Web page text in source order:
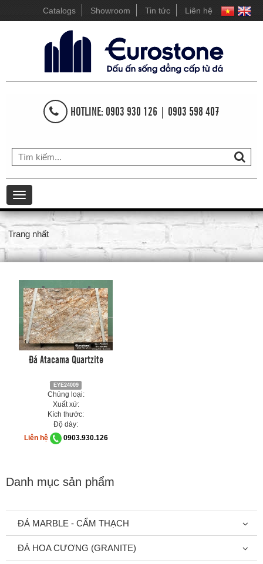
Catalogs Showroom Tin tức Liên hệ
HOTLINE: 0903 930 126 | 0903 598 407
Toggle
navigation
Trang nhất
Đá Atacama Quartzite
EYE24009
Chủng loại:
Xuất xứ:
Kích thước:
Độ dày:
Liên hệ
0903.930.126
Danh mục sản phẩm
ĐÁ MARBLE - CẨM THẠCH
ĐÁ HOA CƯƠNG (GRANITE)